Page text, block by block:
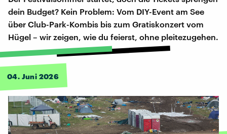
dein Budget? Kein Problem: Vom DIY-Event am See
über Club-Park-Kombis bis zum Gratiskonzert vom
Hügel – wir zeigen, wie du feierst, ohne pleitezugehen.
04. Juni 2026